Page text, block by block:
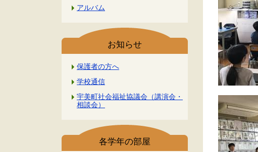
アルバム
お知らせ
保護者の方へ
学校通信
宇美町社会福祉協議会（講演会・
相談会）
各学年の部屋